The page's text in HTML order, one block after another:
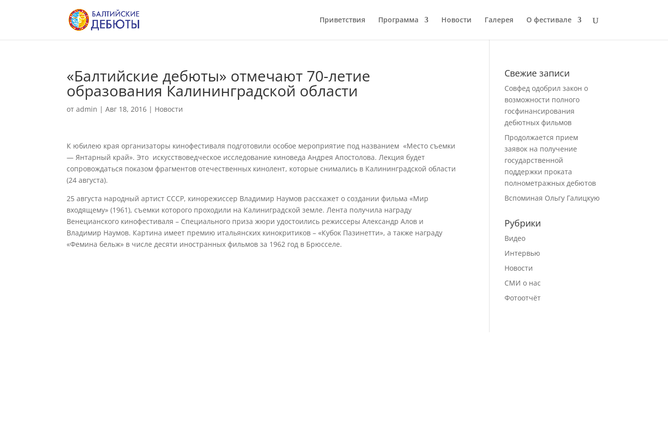
Приветствия Программа Новости Галерея О фестивале
«Балтийские дебюты» отмечают 70-летие
образования Калининградской области
отadmin |Авг 18, 2016 | Новости
К юбилею края организаторы кинофестиваля подготовили особое мероприятие под названием «Место съемки
— Янтарный край». Это искусствоведческое исследование киноведа Андрея Апостолова. Лекция будет
сопровождаться показом фрагментов отечественных кинолент, которые снимались в Калининградской области
(24 августа).
25 августа народный артист СССР, кинорежиссер Владимир Наумов расскажет о создании фильма «Мир
входящему» (1961), съемки которого проходили на Калиниградской земле. Лента получила награду
Венецианского кинофестиваля – Специального приза жюри удостоились режиссеры Александр Алов и
Владимир Наумов. Картина имеет премию итальянских кинокритиков – «Кубок Пазинетти», а также награду
«Фемина бельж» в числе десяти иностранных фильмов за 1962 год в Брюсселе.
Свежие записи
Совфед одобрил закон о
возможности полного
госфинансирования
дебютных фильмов
Продолжается прием
заявок на получение
государственной
поддержки проката
полнометражных дебютов
Вспоминая Ольгу Галицкую
Рубрики
Видео
Интервью
Новости
СМИ о нас
Фотоотчёт